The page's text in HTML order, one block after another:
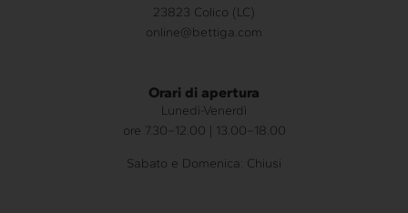
23823 Colico (LC)
online@bettiga.com
Orari di apertura
Lunedì-Venerdì
ore 7.30–12.00 | 13.00–18.00
Sabato e Domenica: Chiusi